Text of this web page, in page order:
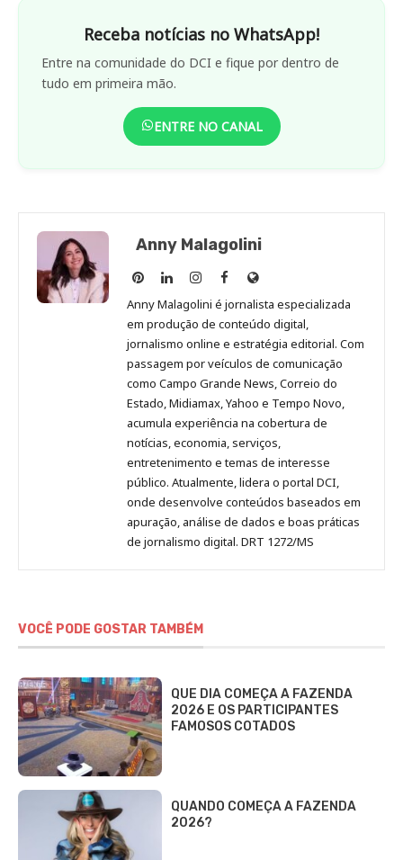
Receba notícias no WhatsApp!
Entre na comunidade do DCI e fique por dentro de
tudo em primeira mão.
ENTRE NO CANAL
Anny Malagolini
Anny
Malagolini
no
Pinterest
Anny
Malagolini
no
LinkedIn
Anny
Malagolini
no
Instagram
Anny
Malagolini
no
Facebook
Site
de
Anny
Malagolini
Anny Malagolini é jornalista especializada
em produção de conteúdo digital,
jornalismo online e estratégia editorial. Com
passagem por veículos de comunicação
como Campo Grande News, Correio do
Estado, Midiamax, Yahoo e Tempo Novo,
acumula experiência na cobertura de
notícias, economia, serviços,
entretenimento e temas de interesse
público. Atualmente, lidera o portal DCI,
onde desenvolve conteúdos baseados em
apuração, análise de dados e boas práticas
de jornalismo digital. DRT 1272/MS
VOCÊ PODE GOSTAR TAMBÉM
QUE DIA COMEÇA A FAZENDA
2026 E OS PARTICIPANTES
FAMOSOS COTADOS
QUANDO COMEÇA A FAZENDA
2026?